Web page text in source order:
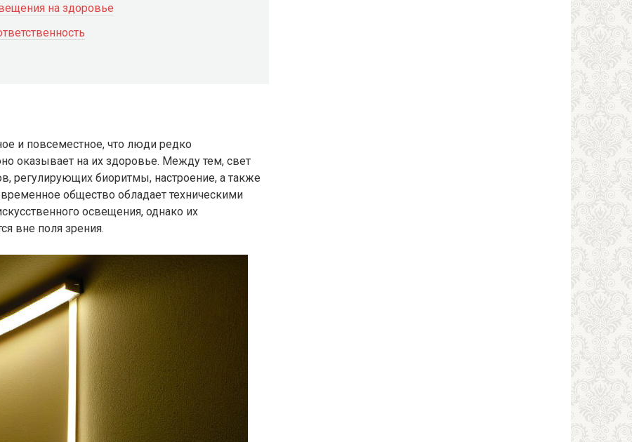
на здоровье
и повсеместное, что люди редко
оказывает на их здоровье. Между тем, свет
регулирующих биоритмы, настроение, а также
общество обладает техническими
освещения, однако их
вне поля зрения.